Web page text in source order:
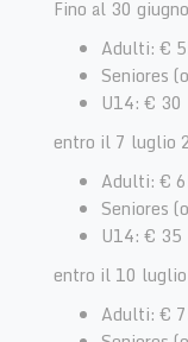
Fino al 30
Adulti: €
Seniores
U14: € 30
entro il 7 luglio
Adulti: €
Seniores
U14: € 35
entro il 10
Adulti: €